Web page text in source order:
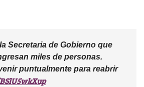
Secretaria de Gobierno que
miles de personas.
puntualmente para reabrir